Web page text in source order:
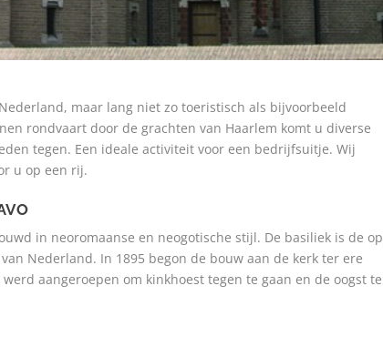
maar lang niet zo toeristisch als bijvoorbeeld
rondvaart door de grachten van Haarlem komt u diverse
tegen. Een ideale activiteit voor een bedrijfsuitje. Wij
u op een rij.
in neoromaanse en neogotische stijl. De basiliek is de op
Nederland. In 1895 begon de bouw aan de kerk ter ere
aangeroepen om kinkhoest tegen te gaan en de oogst te